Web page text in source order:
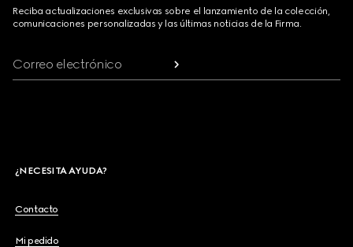
Reciba actualizaciones exclusivas sobre el lanzamiento de la colección,
comunicaciones personalizadas y las últimas noticias de la Firma.
Correo electrónico
¿NECESITA AYUDA?
Contacto
Mi pedido